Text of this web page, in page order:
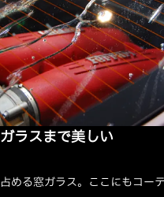
ラスまで美しい
める窓ガラス。ここにもコー